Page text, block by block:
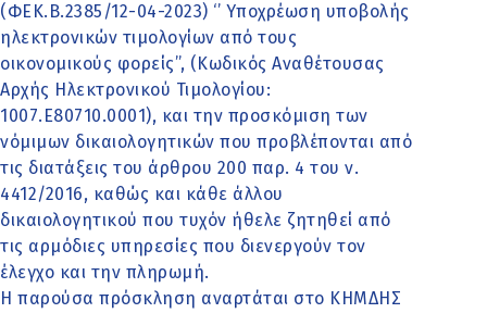
(ΦΕΚ.Β.2385/12-04-2023) ‘’ Υποχρέωση υποβολής
ηλεκτρονικών τιμολογίων από τους
οικονομικούς φορείς’’, (Κωδικός Αναθέτουσας
Αρχής Ηλεκτρονικού Τιμολογίου:
1007.Ε80710.0001), και την προσκόμιση των
νόμιμων δικαιολογητικών που προβλέπονται από
τις διατάξεις του άρθρου 200 παρ. 4 του ν.
4412/2016, καθώς και κάθε άλλου
δικαιολογητικού που τυχόν ήθελε ζητηθεί από
τις αρμόδιες υπηρεσίες που διενεργούν τον
έλεγχο και την πληρωμή.
Η παρούσα πρόσκληση αναρτάται στο ΚΗΜΔΗΣ